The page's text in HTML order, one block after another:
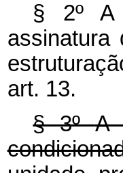
§ 2º A
assinatura
art. 13.
§ 3ºA